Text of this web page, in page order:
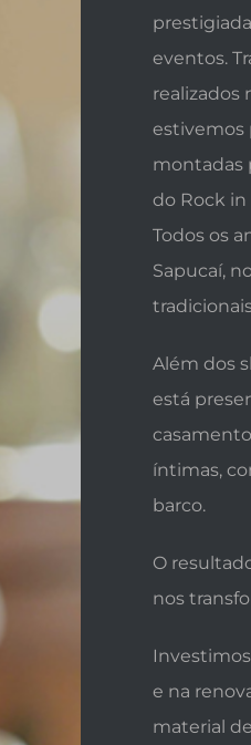
eventos.
realizados
estivemos
montadas
do Rock in
Todos os
Sapucaí,
Além dos
está
íntimas,
barco.
O
nos
e na
material